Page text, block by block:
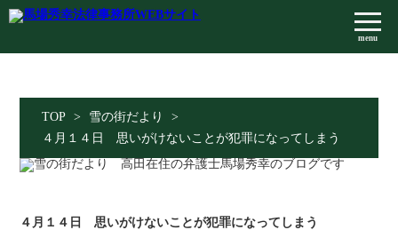
menu
TOP > 雪の街だより
>
４月１４日 思いがけないことが犯罪になってしまう
４月１４日 思いがけないことが犯罪になってしまう